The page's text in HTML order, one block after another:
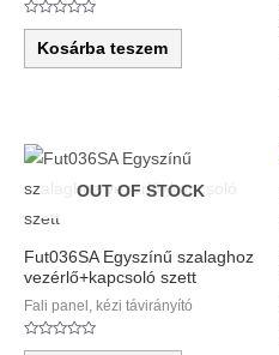
Értékelés:
5
Kosárba teszem
OUT OF STOCK
Fut036SA Egyszínű szalaghoz
vezérlő+kapcsoló szett
Fali panel, kézi távirányító
Értékelés: